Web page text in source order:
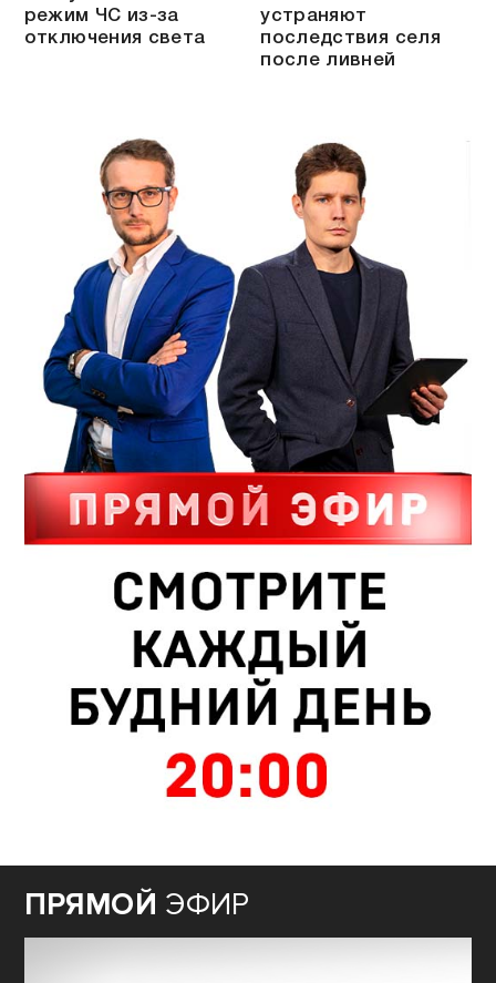
режим ЧС из-за
отключения света
устраняют
последствия селя
после ливней
ПРЯМОЙ ЭФИР